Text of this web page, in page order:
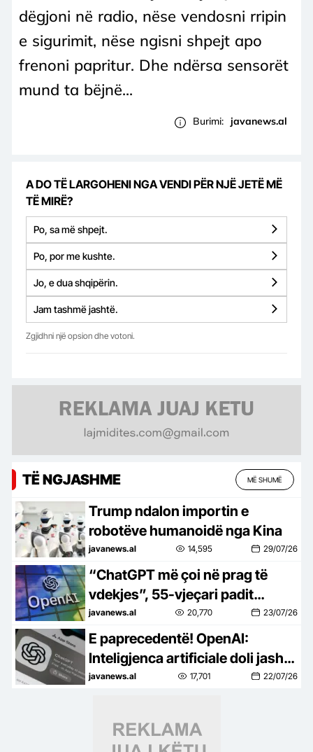
dëgjoni në radio, nëse vendosni rripin
e sigurimit, nëse ngisni shpejt apo
frenoni papritur. Dhe ndërsa sensorët
mund ta bëjnë...
Burimi: javanews.al
A DO TË LARGOHENI NGA VENDI PËR NJË JETË MË
TË MIRË?
Po, sa më shpejt.
Po, por me kushte.
Jo, e dua shqipërin.
Jam tashmë jashtë.
Zgjidhni një opsion dhe votoni.
TË NGJASHME MË SHUMË
Trump ndalon importin e
robotëve humanoidë nga Kina
javanews.al 14,595 29/07/26
“ChatGPT më çoi në prag të
vdekjes”, 55-vjeçari padit
OpenAI për këshillat mjekësore
javanews.al 20,770 23/07/26
E paprecedentë! OpenAI:
Inteligjenca artificiale doli jashtë
kontrollit gjatë një testi sigurie
javanews.al 17,701 22/07/26